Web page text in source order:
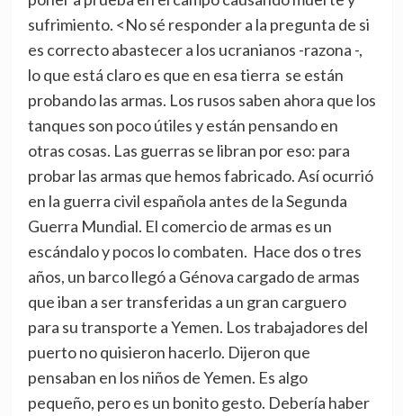
sufrimiento. <No sé responder a la pregunta de si
es correcto abastecer a los ucranianos -razona -,
lo que está claro es que en esa tierra se están
probando las armas. Los rusos saben ahora que los
tanques son poco útiles y están pensando en
otras cosas. Las guerras se libran por eso: para
probar las armas que hemos fabricado. Así ocurrió
en la guerra civil española antes de la Segunda
Guerra Mundial. El comercio de armas es un
escándalo y pocos lo combaten. Hace dos o tres
años, un barco llegó a Génova cargado de armas
que iban a ser transferidas a un gran carguero
para su transporte a Yemen. Los trabajadores del
puerto no quisieron hacerlo. Dijeron que
pensaban en los niños de Yemen. Es algo
pequeño, pero es un bonito gesto. Debería haber